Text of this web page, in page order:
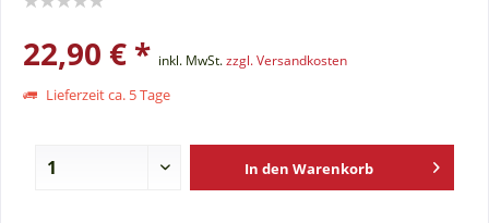
22,90 € * inkl. MwSt.zzgl. Versandkosten
Lieferzeit ca. 5 Tage
In den Warenkorb